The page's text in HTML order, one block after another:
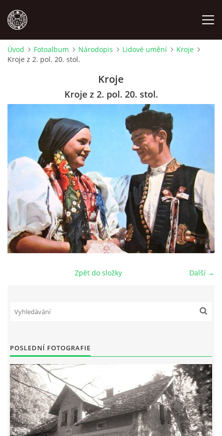
MÍSTOPIS
OSOBNOSTI
O NÁS
DŮL NA SLÍDU (NA KOLE)
Tento projekt je realizován za finanční podpory
© 2026 eStránky.cz |Aktualizováno: 17. 7. 2026|Nahoru ↑
Úvod Fotoalbum Národopis Lidové umění
Kroje
Kroje z 2. pol. 20. stol.
Kroje
Kroje z 2. pol. 20. stol.
Další →
Zpět do složky
POSLEDNÍ FOTOGRAFIE